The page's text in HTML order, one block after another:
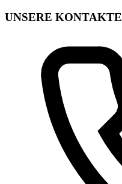
UNSERE KONTAKTE